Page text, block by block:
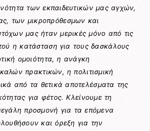
των εκπαιδευτικών μας αγχών,
των μικροπρόθεσμων και
μας ήταν μερικές μόνο από τις
η κατάσταση για τους δασκάλους
ομοιότητα, η ανάγκη
πρακτικών, η πολιτισμική
από τα θετικά αποτελέσματα της
για φέτος. Κλείνουμε τη
προσμονή για τα επόμενα
και όρεξη για την